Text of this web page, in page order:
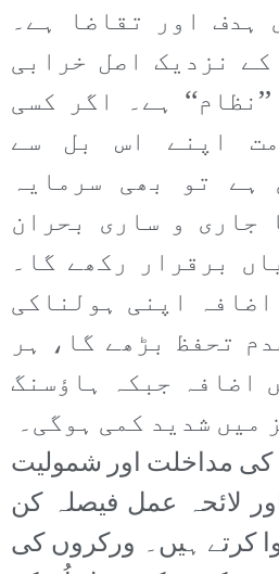
ہدف اور تقاضا ہے۔
نزدیک اصل خرابی
ہے۔ اگر کسی
اپنے اس بل سے
ہے تو بھی سرمایہ
جاری و ساری بحران
برقرار رکھے گا۔
اپنی ہولناکی
تحفظ بڑھے گا، ہر
اضافہ جبکہ ہاؤسنگ
میں شدید کمی ہوگی۔
کی مداخلت اور شمولیت
لائحہ عمل فیصلہ کن
کرتے ہیں۔ ورکروں کی